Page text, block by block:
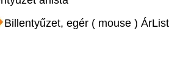
Billentyűzet, egér ( mouse )